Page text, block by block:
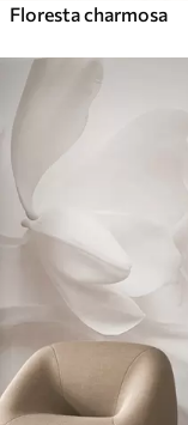
Floresta charmosa